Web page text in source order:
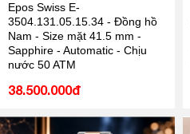
Epos Swiss E-
3504.131.05.15.34 - Đồng hồ
Nam - Size mặt 41.5 mm -
Sapphire - Automatic - Chịu
nước 50 ATM
38.500.000đ